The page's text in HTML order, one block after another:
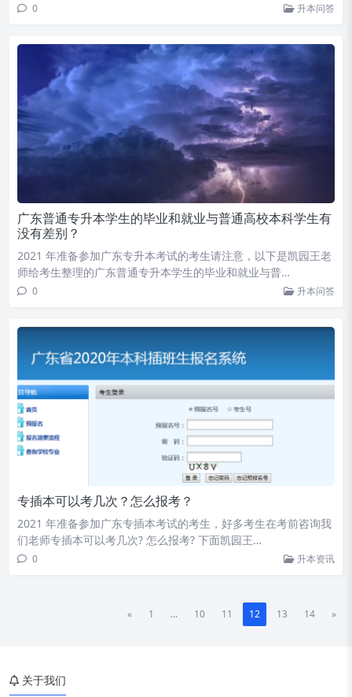
0 升本问答
广东普通专升本学生的毕业和就业与普通高校本科学生有
没有差别？
2021 年准备参加广东专升本考试的考生请注意，以下是凯园王老
师给考生整理的广东普通专升本学生的毕业和就业与普…
0 升本问答
专插本可以考几次？怎么报考？
2021 年准备参加广东专插本考试的考生，好多考生在考前咨询我
们老师专插本可以考几次? 怎么报考? 下面凯园王…
0 升本资讯
« 1 ... 10 11 12 13 14 »
关于我们